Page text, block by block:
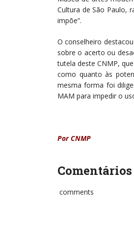
Cultura de São Paulo,
impõe”.
O conselheiro
sobre o acerto ou
tutela deste CNMP,
como quanto às
mesma forma foi
MAM para impedir o
Por CNMP
Comentários
comments